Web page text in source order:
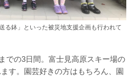
る鉢」といった被災地支援企画も行われて
での3日間。富士見高原スキー場の
す。園芸好きの方はもちろん、園